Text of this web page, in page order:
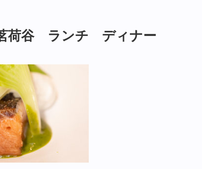
荷谷 ランチ ディナー